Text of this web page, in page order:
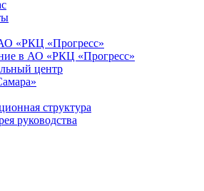
«РКЦ «Прогресс»
в АО «РКЦ «Прогресс»
центр
структура
руководства